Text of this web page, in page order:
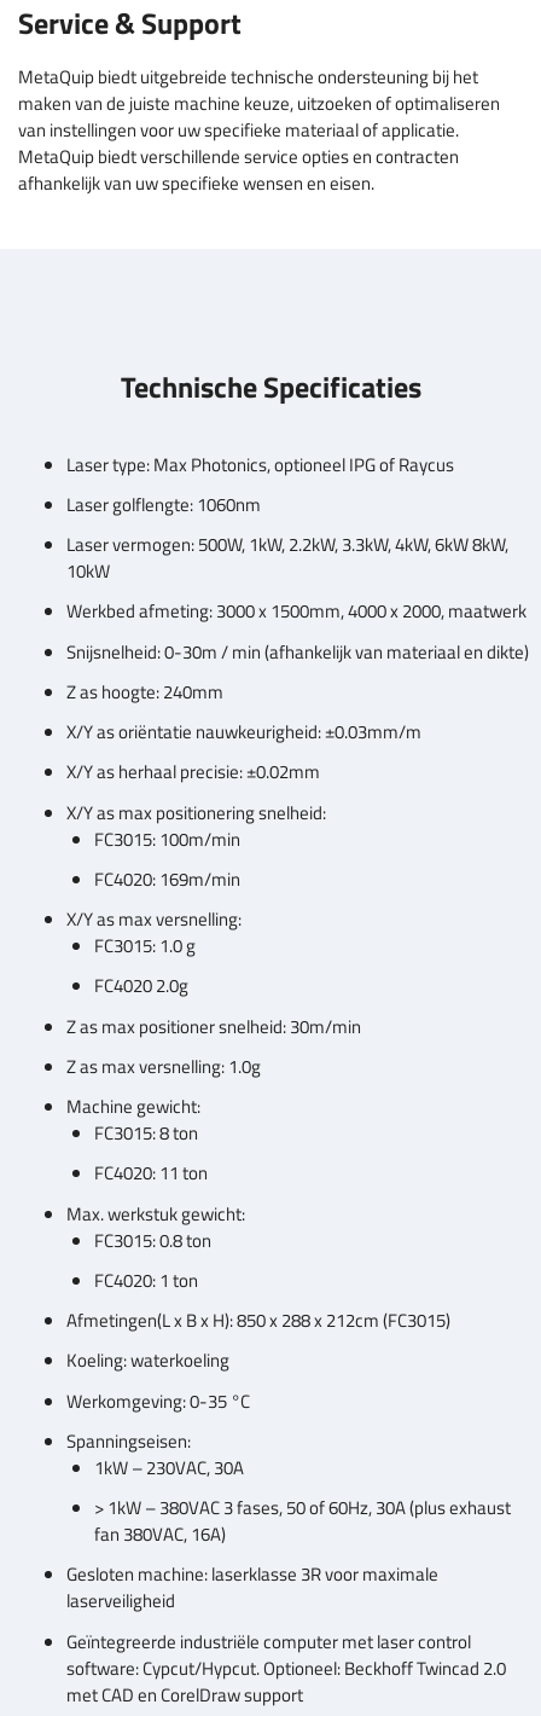
Service & Support
MetaQuip biedt uitgebreide technische ondersteuning bij het
maken van de juiste machine keuze, uitzoeken of optimaliseren
van instellingen voor uw specifieke materiaal of applicatie.
MetaQuip biedt verschillende service opties en contracten
afhankelijk van uw specifieke wensen en eisen.
Technische Specificaties
Laser type: Max Photonics, optioneel IPG of Raycus
Laser golflengte: 1060nm
Laser vermogen: 500W, 1kW, 2.2kW, 3.3kW, 4kW, 6kW 8kW,
10kW
Werkbed afmeting: 3000 x 1500mm, 4000 x 2000, maatwerk
Snijsnelheid: 0-30m / min (afhankelijk van materiaal en dikte)
Z as hoogte: 240mm
X/Y as oriëntatie nauwkeurigheid: ±0.03mm/m
X/Y as herhaal precisie: ±0.02mm
X/Y as max positionering snelheid:
FC3015: 100m/min
FC4020: 169m/min
X/Y as max versnelling:
FC3015: 1.0 g
FC4020 2.0g
Z as max positioner snelheid: 30m/min
Z as max versnelling: 1.0g
Machine gewicht:
FC3015: 8 ton
FC4020: 11 ton
Max. werkstuk gewicht:
FC3015: 0.8 ton
FC4020: 1 ton
Afmetingen(L x B x H): 850 x 288 x 212cm (FC3015)
Koeling: waterkoeling
Werkomgeving: 0-35 °C
Spanningseisen:
1kW – 230VAC, 30A
> 1kW – 380VAC 3 fases, 50 of 60Hz, 30A (plus exhaust
fan 380VAC, 16A)
Gesloten machine: laserklasse 3R voor maximale
laserveiligheid
Geïntegreerde industriële computer met laser control
software: Cypcut/Hypcut. Optioneel: Beckhoff Twincad 2.0
met CAD en CorelDraw support